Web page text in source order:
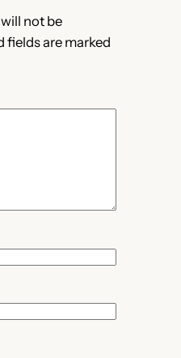
not be
fields are marked